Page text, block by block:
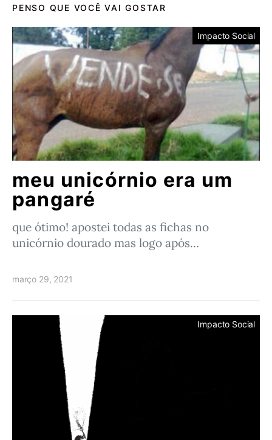
PENSO QUE VOCÊ VAI GOSTAR
Impacto Social
meu unicórnio era um
pangaré
que ótimo! apostei todas as fichas no
unicórnio dourado mas logo após…
março 29, 2021
Impacto Social